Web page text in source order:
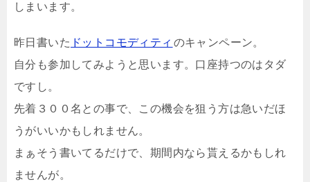
しまいます。
昨日書いた ドットコモディティ のキャンペーン。
自分も参加してみようと思います。口座持つのはタダ
ですし。
先着３００名との事で、この機会を狙う方は急いだほ
うがいいかもしれません。
まぁそう書いてるだけで、期間内なら貰えるかもしれ
ませんが。